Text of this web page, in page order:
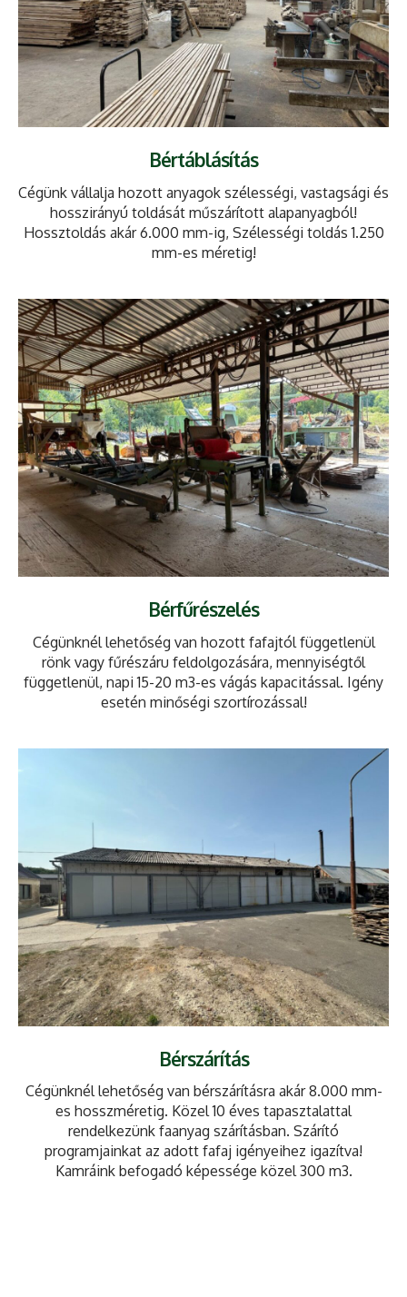
Bértáblásítás
Cégünk vállalja hozott anyagok szélességi, vastagsági és
hosszirányú toldását műszárított alapanyagból!
Hossztoldás akár 6.000 mm-ig, Szélességi toldás 1.250
mm-es méretig!
Bérfűrészelés
Cégünknél lehetőség van hozott fafajtól függetlenül
rönk vagy fűrészáru feldolgozására, mennyiségtől
függetlenül, napi 15-20 m3-es vágás kapacitással. Igény
esetén minőségi szortírozással!
Bérszárítás
Cégünknél lehetőség van bérszárításra akár 8.000 mm-
es hosszméretig. Közel 10 éves tapasztalattal
rendelkezünk faanyag szárításban. Szárító
programjainkat az adott fafaj igényeihez igazítva!
Kamráink befogadó képessége közel 300 m3.